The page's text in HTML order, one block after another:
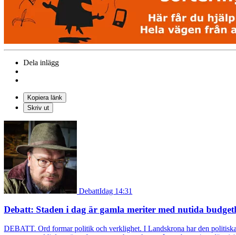
Dela inlägg
Kopiera länk
Skriv ut
DebattIdag 14:31
Debatt: Staden i dag är gamla meriter med nutida
DEBATT. Ord formar politik och verklighet. I Landskrona har den